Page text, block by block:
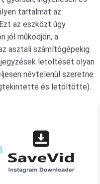
tartalmat az
az eszközt úgy
jól működjön, a
asztali számítógépekig.
letöltését olyan
névtelenül szeretne
és letöltötte).